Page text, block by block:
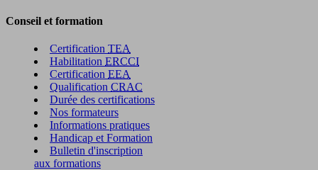
Conseil et formation
Certification TEA
Habilitation ERCCI
Certification EEA
Qualification CRAC
Durée des certifications
Nos formateurs
Informations pratiques
Handicap et Formation
Bulletin d'inscription
aux formations